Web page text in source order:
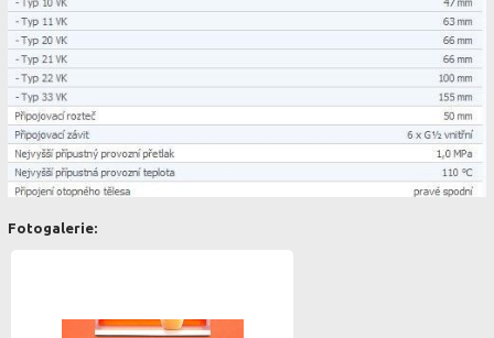
Fotogalerie: